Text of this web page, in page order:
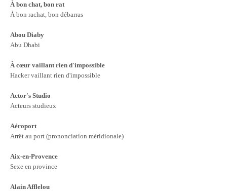
À bon chat, bon rat
À bon rachat, bon débarras
Abou Diaby
Abu Dhabi
À cœur vaillant rien d'impossible
Hacker vaillant rien d'impossible
Actor's Studio
Acteurs studieux
Aéroport
Arrêt au port (prononciation méridionale)
Aix-en-Provence
Sexe en province
Alain Afflelou